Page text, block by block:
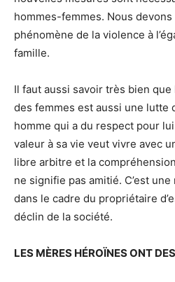
hommes-femmes. Nous
phénomène de la violence à
famille.
Il faut aussi savoir très bien
des femmes est aussi une lutte
homme qui a du respect pour
valeur à sa vie veut vivre avec
libre arbitre et la
ne signifie pas amitié. C’est
dans le cadre du propriétaire
déclin de la société.
LES MÈRES HÉROÏNES ONT